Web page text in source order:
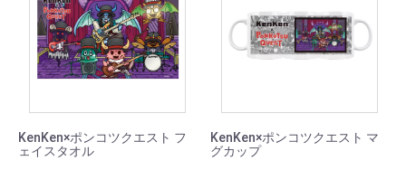
KenKen×ポンコツクエスト フ
ェイスタオル
KenKen×ポンコツクエスト マ
グカップ